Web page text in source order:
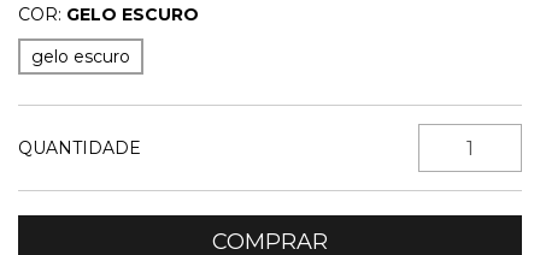
COR: GELO ESCURO
gelo escuro
QUANTIDADE